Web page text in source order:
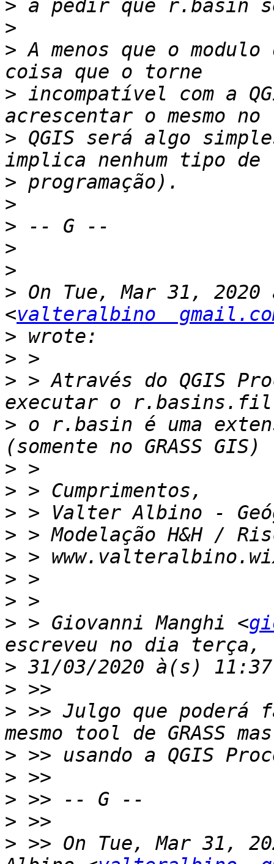
>
>
> A menos que o modulo
> incompatível com a
> QGIS será algo
>
>
>
>
>
> On Tue, Mar 31,
<valteralbino
>
>
> > Através do QGIS
> o r.basin é uma
>
>
>
>
>
>
>
> > Giovanni Manghi <
>
>
> >> Julgo que poderá
>
>
>
>
> >> On Tue, Mar 31,